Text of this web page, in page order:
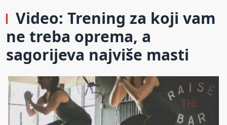
Video: Trening za koji vam
ne treba oprema, a
sagorijeva najviše masti